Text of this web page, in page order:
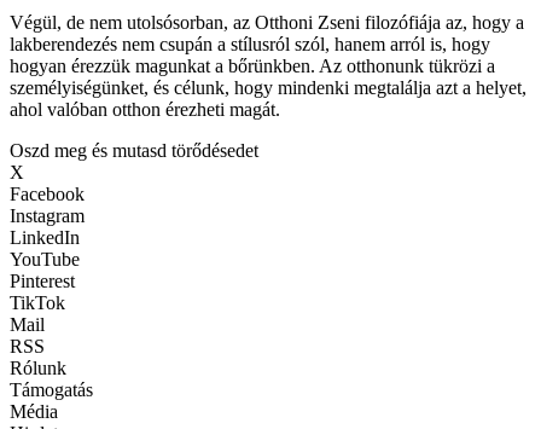
Végül, de nem utolsósorban, az Otthoni Zseni filozófiája az, hogy a
lakberendezés nem csupán a stílusról szól, hanem arról is, hogy
hogyan érezzük magunkat a bőrünkben. Az otthonunk tükrözi a
személyiségünket, és célunk, hogy mindenki megtalálja azt a helyet,
ahol valóban otthon érezheti magát.
Oszd meg és mutasd törődésedet
X
Facebook
Instagram
LinkedIn
YouTube
Pinterest
TikTok
Mail
RSS
Rólunk
Támogatás
Média